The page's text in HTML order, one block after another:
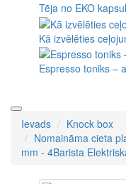
Tēja no EKO
Kā izvēlēties
Espresso toniks –
Ievads
Knock box
Nomaināma cieta
mm - 4Barista